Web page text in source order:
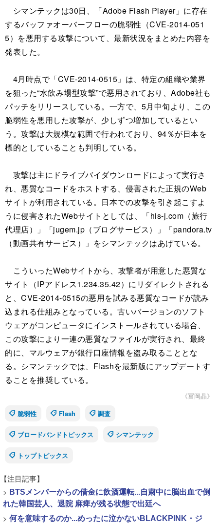
シマンテックは30日、「Adobe Flash Player」に存在
するバッファオーバーフローの脆弱性（CVE-2014-051
5）を悪用する攻撃について、最新状況をまとめた内容を
発表した。
4月時点で「CVE-2014-0515」は、特定の組織や業界
を狙った“水飲み場型攻撃”で悪用されており、Adobe社も
パッチをリリースしている。一方で、5月中旬より、この
脆弱性を悪用した攻撃が、少しずつ増加しているとい
う。攻撃は大規模な範囲で行われており、94％が日本を
標的としていることも判明している。
攻撃は主にドライブバイダウンロードによって実行さ
れ、悪質なコードをホストする、侵害された正規のWeb
サイトが利用されている。日本での攻撃を引き起こすよ
うに侵害されたWebサイトとしては、「his-j.com（旅行
代理店）」「jugem.jp（ブログサービス）」「pandora.tv
（動画共有サービス）」をシマンテックはあげている。
こういったWebサイトから、攻撃者が用意した悪質な
サイト（IPアドレス1.234.35.42）にリダイレクトされる
と、CVE-2014-0515の悪用を試みる悪質なコードが読み
込まれる仕組みとなっている。古いバージョンのソフト
ウェアがコンピュータにインストールされている場合、
この攻撃により一連の悪質なファイルが実行され、最終
的に、マルウェアが銀行口座情報を盗み取ることとな
る。シマンテックでは、Flashを最新版にアップデートす
ることを推奨している。
《冨岡晶》
脆弱性
Flash 調査
ブロードバンドトピックス シマンテック
トップトピックス
【注目記事】
> BTSメンバーからの借金に飲酒運転...自粛中に脳出血で倒
れた韓国芸人、退院 麻痺が残る状態で出廷へ
> 何を意味するのか...めったに泣かないBLACKPINK・ジ